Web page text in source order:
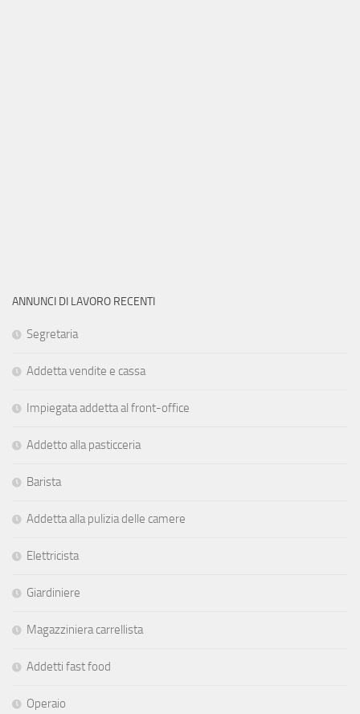
ANNUNCI DI LAVORO RECENTI
Segretaria
Addetta vendite e cassa
Impiegata addetta al front-office
Addetto alla pasticceria
Barista
Addetta alla pulizia delle camere
Elettricista
Giardiniere
Magazziniera carrellista
Addetti fast food
Operaio